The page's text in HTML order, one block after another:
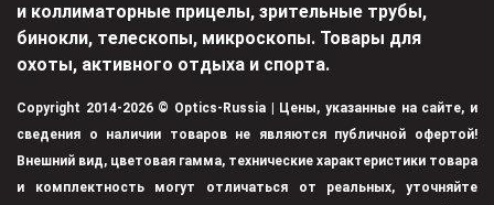
и коллиматорные прицелы, зрительные трубы,
бинокли, телескопы, микроскопы. Товары для
охоты, активного отдыха и спорта.
Copyright 2014-2026 © Optics-Russia | Цены, указанные на сайте, и
сведения о наличии товаров не являются публичной офертой!
Внешний вид, цветовая гамма, технические характеристики товара
и комплектность могут отличаться от реальных, уточняйте